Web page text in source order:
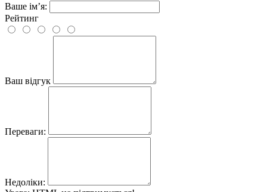
Ваше ім’я:
Рейтинг
Ваш відгук
Переваги:
Недоліки: